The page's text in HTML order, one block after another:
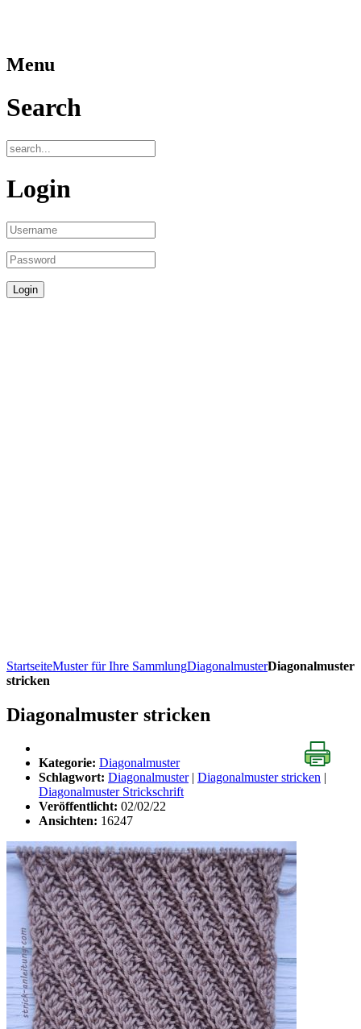
Menu
Search
Login
StartseiteMuster für Ihre SammlungDiagonalmusterDiagonalmuster
stricken
Diagonalmuster stricken
Kategorie: Diagonalmuster
Schlagwort: Diagonalmuster| Diagonalmuster stricken
Diagonalmuster Strickschrift
Veröffentlicht: 02/02/22
Ansichten: 16247